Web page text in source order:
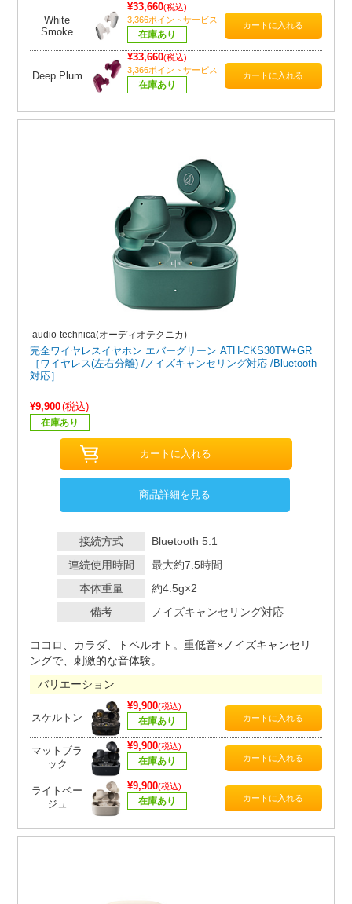
White
Smoke
¥33,660(税込)
3,366ポイントサービス
在庫あり
Deep Plum
¥33,660(税込)
3,366ポイントサービス
在庫あり
audio-technica(オーディオテクニカ)
完全ワイヤレスイヤホン エバーグリーン ATH-CKS30TW+GR
［ワイヤレス(左右分離) /ノイズキャンセリング対応 /Bluetooth
対応］
¥9,900(税込)
在庫あり
商品詳細を見る
接続方式
Bluetooth 5.1
連続使用時間
最大約7.5時間
本体重量
約4.5g×2
備考
ノイズキャンセリング対応
ココロ、カラダ、トベルオト。重低音×ノイズキャンセリ
ングで、刺激的な音体験。
バリエーション
スケルトン
¥9,900(税込)
在庫あり
マットブラ
ック
¥9,900(税込)
在庫あり
ライトベー
ジュ
¥9,900(税込)
在庫あり